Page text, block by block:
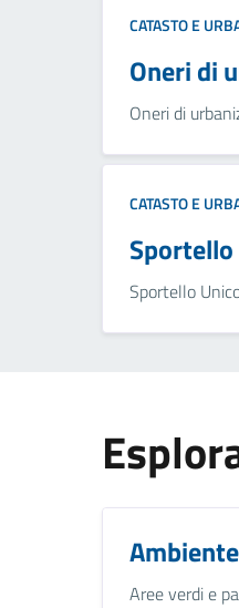
CATASTO E
Oneri di
Oneri di
CATASTO E
Sportello
Sportello
Ambiente
Aree verdi e